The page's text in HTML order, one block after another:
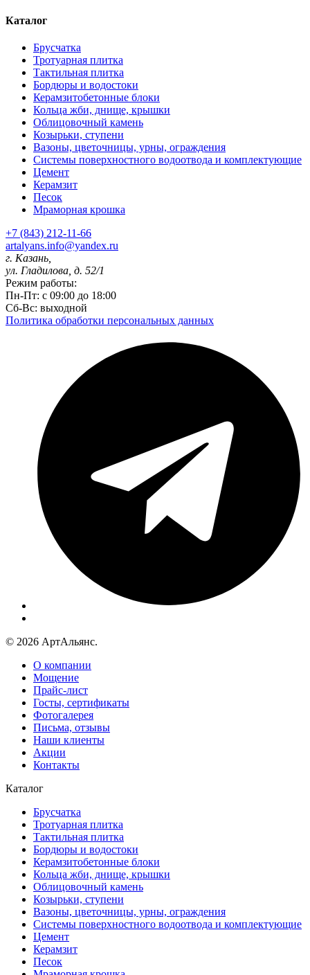
Каталог
Брусчатка
Тротуарная плитка
Тактильная плитка
Бордюры и водостоки
Керамзитобетонные блоки
Кольца жби, днище, крышки
Облицовочный камень
Козырьки, ступени
Вазоны, цветочницы, урны, ограждения
Системы поверхностного водоотвода и комплектующие
Цемент
Керамзит
Песок
Мраморная крошка
+7 (843) 212-11-66
artalyans.info@yandex.ru
г. Казань,
ул. Гладилова, д. 52/1
Режим работы:
Пн-Пт: с 09:00 до 18:00
Сб-Вс: выходной
Политика обработки персональных данных
© 2026 АртАльянс.
О компании
Мощение
Прайс-лист
Госты, сертификаты
Фотогалерея
Письма, отзывы
Наши клиенты
Акции
Контакты
Каталог
Брусчатка
Тротуарная плитка
Тактильная плитка
Бордюры и водостоки
Керамзитобетонные блоки
Кольца жби, днище, крышки
Облицовочный камень
Козырьки, ступени
Вазоны, цветочницы, урны, ограждения
Системы поверхностного водоотвода и комплектующие
Цемент
Керамзит
Песок